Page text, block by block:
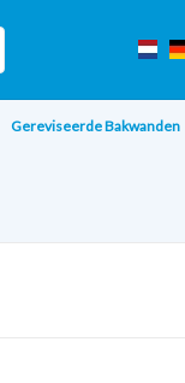
Gereviseerde Bakwanden